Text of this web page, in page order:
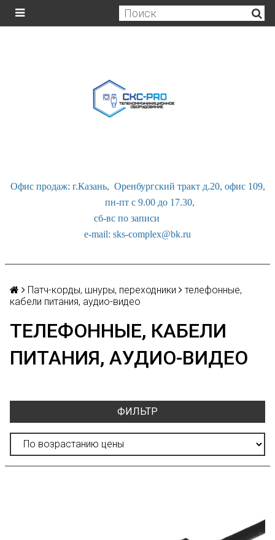
Офис продаж: г.Казань, Оренбургский тракт д.20, офис 109,
пн-пт с 9.00 до 17.30,
сб-вс по записи
e-mail: sks-complex@bk.ru
Патч-корды, шнуры, переходники
телефонные,
кабели питания, аудио-видео
ТЕЛЕФОННЫЕ, КАБЕЛИ
ПИТАНИЯ, АУДИО-ВИДЕО
ФИЛЬТР